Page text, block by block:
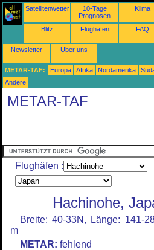
Satellitenwetter
10-Tage
Prognosen
Klima
Blitz Flughäfen FAQ
Newsletter Über uns
METAR-TAF: Europa Afrika Nordamerika
Andere
METAR-TAF
Flughäfen :
Hachinohe,
Breite: 40-33N, Länge: 141-
m
METAR: fehlend